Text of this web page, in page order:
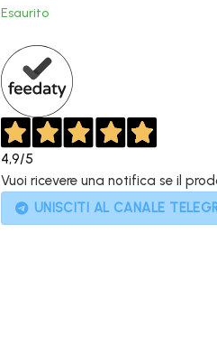
Esaurito
4,9/5
Vuoi ricevere una notifica se il
UNISCITI AL CANALE